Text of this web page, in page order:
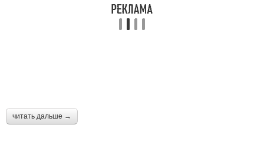
Стрижки без укладки
читать дальше →